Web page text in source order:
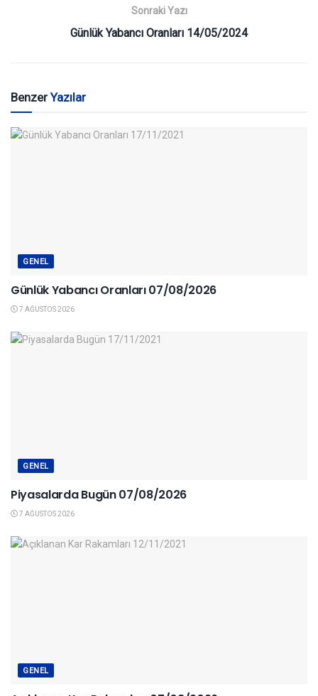
Sonraki Yazı
Günlük Yabancı Oranları 14/05/2024
BenzerYazılar
GENEL
Günlük Yabancı Oranları 07/08/2026
7 AĞUSTOS 2026
GENEL
Piyasalarda Bugün 07/08/2026
7 AĞUSTOS 2026
GENEL